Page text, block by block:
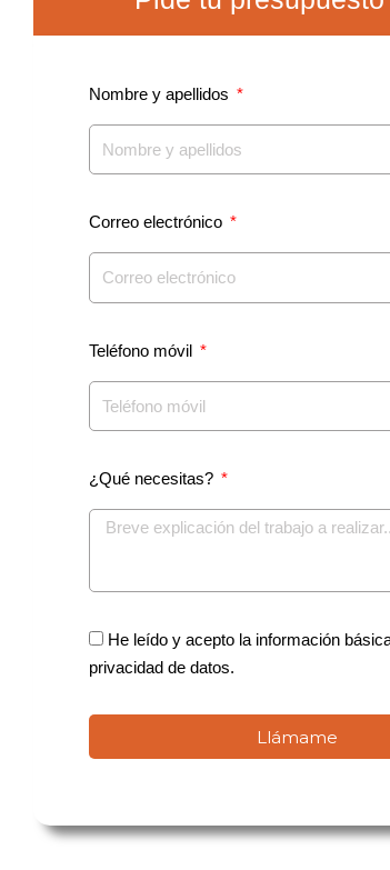
Nombre y apellidos
Correo electrónico
Teléfono móvil
¿Qué necesitas?
He leído y acepto la información
privacidad de datos.
Llámame